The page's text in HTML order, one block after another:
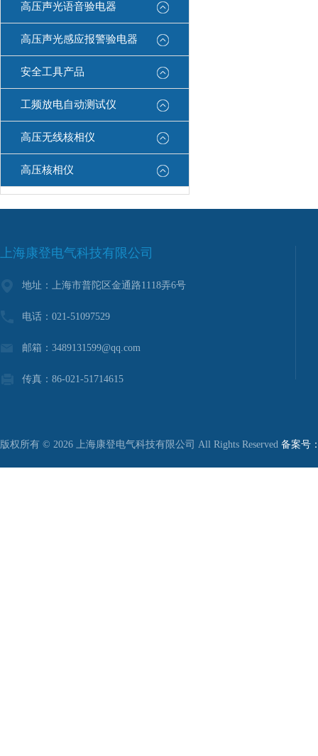
高压声光语音验电器
高压声光感应报警验电器
安全工具产品
工频放电自动测试仪
高压无线核相仪
高压核相仪
上海康登电气科技有限公司
地址：上海市普陀区金通路1118弄6号
电话：021-51097529
邮箱：3489131599@qq.com
传真：86-021-51714615
版权所有 © 2026 上海康登电气科技有限公司 All Rights Reserved 备案号